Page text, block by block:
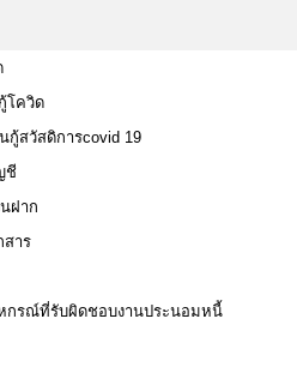
โควิด
สวัสดิการcovid 19
ชี
ฝาก
สาร
กรณ์ที่รับผิดชอบงานประนอมหนี้